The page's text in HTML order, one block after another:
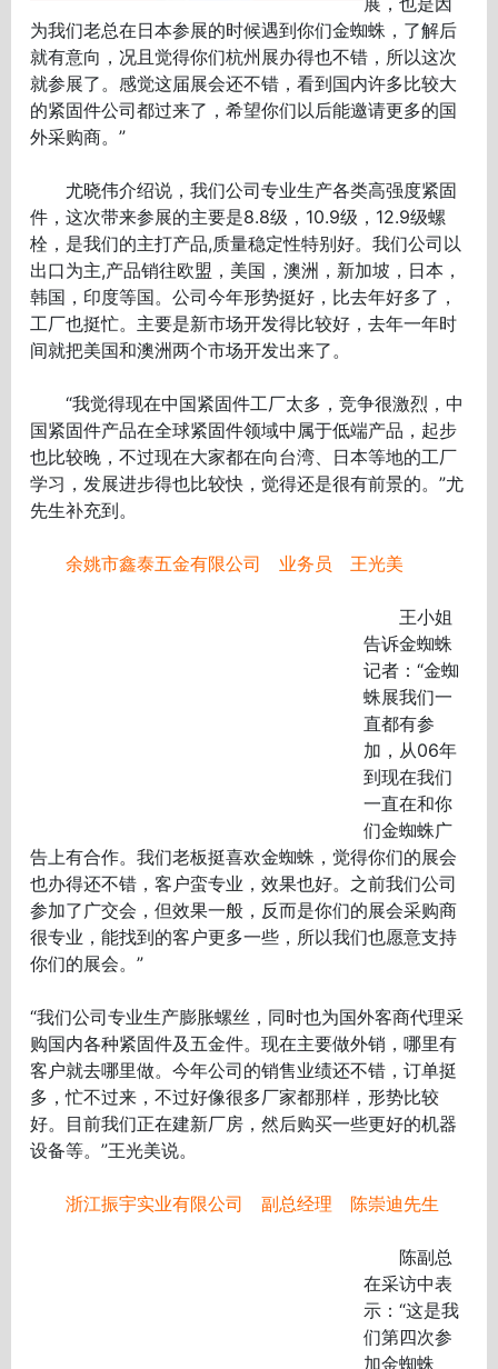
为我们老总在日本参展的时候遇到你们金蜘蛛，了解后
就有意向，况且觉得你们杭州展办得也不错，所以这次
就参展了。感觉这届展会还不错，看到国内许多比较大
的紧固件公司都过来了，希望你们以后能邀请更多的国
外采购商。”
尤晓伟介绍说，我们公司专业生产各类高强度紧固
件，这次带来参展的主要是8.8级，10.9级，12.9级螺
栓，是我们的主打产品,质量稳定性特别好。我们公司以
出口为主,产品销往欧盟，美国，澳洲，新加坡，日本，
韩国，印度等国。公司今年形势挺好，比去年好多了，
工厂也挺忙。主要是新市场开发得比较好，去年一年时
间就把美国和澳洲两个市场开发出来了。
“我觉得现在中国紧固件工厂太多，竞争很激烈，中
国紧固件产品在全球紧固件领域中属于低端产品，起步
也比较晚，不过现在大家都在向台湾、日本等地的工厂
学习，发展进步得也比较快，觉得还是很有前景的。”尤
先生补充到。
余姚市鑫泰五金有限公司 业务员 王光美
王小姐
告诉金蜘蛛
记者：“金蜘
蛛展我们一
直都有参
加，从06年
到现在我们
一直在和你
们金蜘蛛广
告上有合作。我们老板挺喜欢金蜘蛛，觉得你们的展会
也办得还不错，客户蛮专业，效果也好。之前我们公司
参加了广交会，但效果一般，反而是你们的展会采购商
很专业，能找到的客户更多一些，所以我们也愿意支持
你们的展会。”
“我们公司专业生产膨胀螺丝，同时也为国外客商代理采
购国内各种紧固件及五金件。现在主要做外销，哪里有
客户就去哪里做。今年公司的销售业绩还不错，订单挺
多，忙不过来，不过好像很多厂家都那样，形势比较
好。目前我们正在建新厂房，然后购买一些更好的机器
设备等。”王光美说。
浙江振宇实业有限公司 副总经理 陈崇迪先生
陈副总
在采访中表
示：“这是我
们第四次参
加金蜘蛛